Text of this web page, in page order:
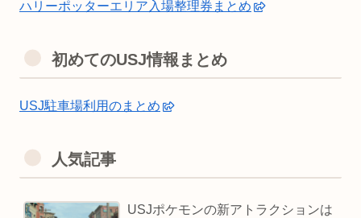
ハリーポッターエリア入場整理券まとめ
初めてのUSJ情報まとめ
USJ駐車場利用のまとめ
人気記事
USJポケモンの新アトラクションは